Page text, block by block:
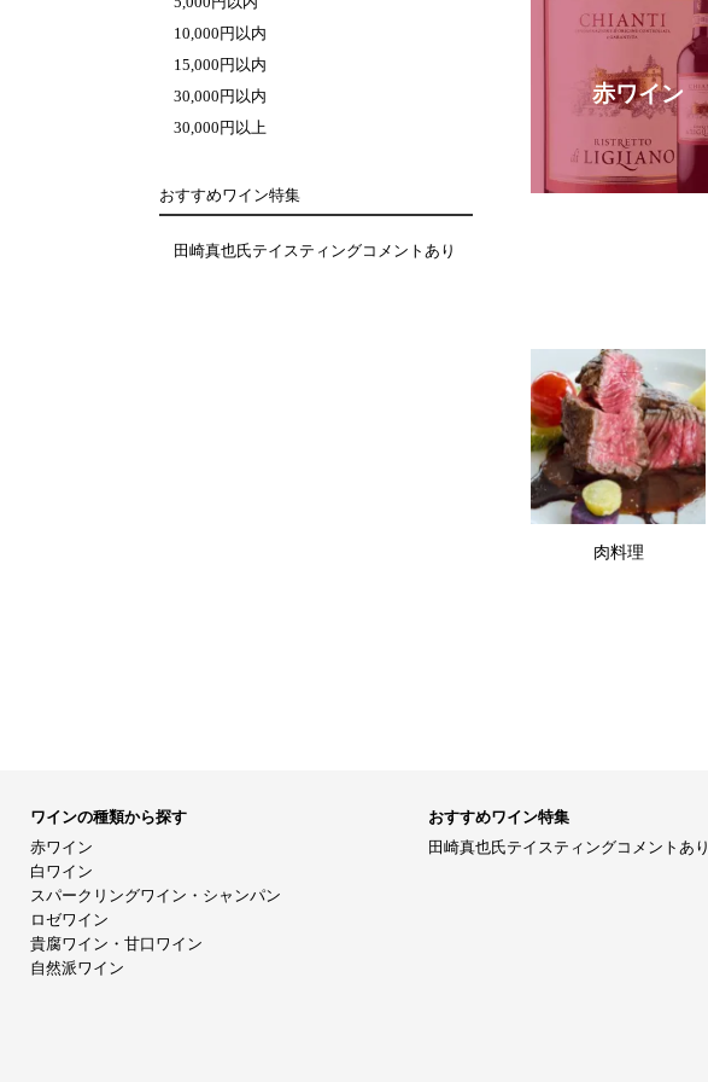
10,000円以内
15,000円以内
30,000円以内
30,000円以上
おすすめワイン特集
田崎真也氏テイスティングコメントあり
赤ワイン
肉料理
ワインの種類から探す
赤ワイン
白ワイン
スパークリングワイン・シャンパン
ロゼワイン
貴腐ワイン・甘口ワイン
自然派ワイン
おすすめワイン特集
田崎真也氏テイスティングコメントあり